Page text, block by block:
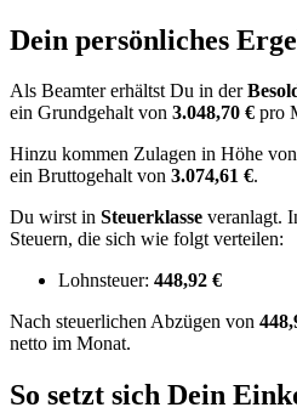
Dein persönliches
Als Beamter erhältst Du in der
ein Grundgehalt von 3.048,70 € pro
Hinzu kommen Zulagen in Höhe von
ein Bruttogehalt von 3.074,61 €.
Du wirst in Steuerklasse veranlagt.
Steuern, die sich wie folgt verteilen:
Lohnsteuer: 448,92 €
Nach steuerlichen Abzügen von
netto im Monat.
So setzt sich Dein